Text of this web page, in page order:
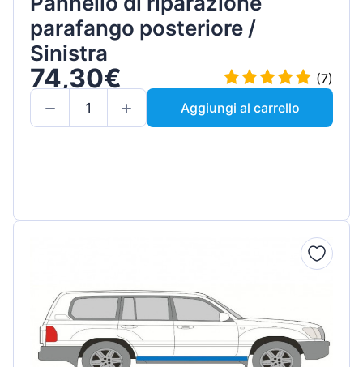
parafango posteriore /
Sinistra
74,30€
(7)
Aggiungi al carrello